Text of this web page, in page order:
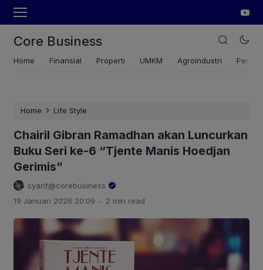
Core Business
Home Finansial Properti UMKM Agroindustri
Home › Life Style
Chairil Gibran Ramadhan akan Luncurkan
Buku Seri ke-6 “Tjente Manis Hoedjan
Gerimis”
syarif@corebusiness
19 Januari 2026 20:09 . 2 min read